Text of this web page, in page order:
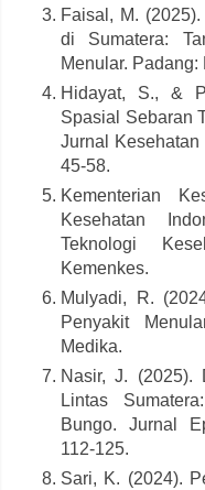
Faisal, M.
di Sumatera:
Menular.
Hidayat, S., &
Spasial Sebaran
Jurnal Kesehatan
45-58.
Kementerian
Kesehatan
Teknologi
Kemenkes.
Mulyadi, R.
Penyakit
Medika.
Nasir, J. (2025).
Lintas
Bungo. Jurnal
112-125.
Sari, K. (2024).